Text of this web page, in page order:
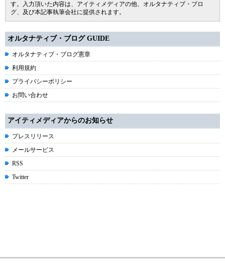
す。入力頂いた内容は、アイティメディアの他、オルタナティブ・ブロ
グ、及び本記事執筆会社に提供されます。
オルタナティブ・ブログ GUIDE
オルタナティブ・ブログ憲章
利用規約
プライバシーポリシー
お問い合わせ
アイティメディアからのお知らせ
プレスリリース
メールサービス
RSS
Twitter